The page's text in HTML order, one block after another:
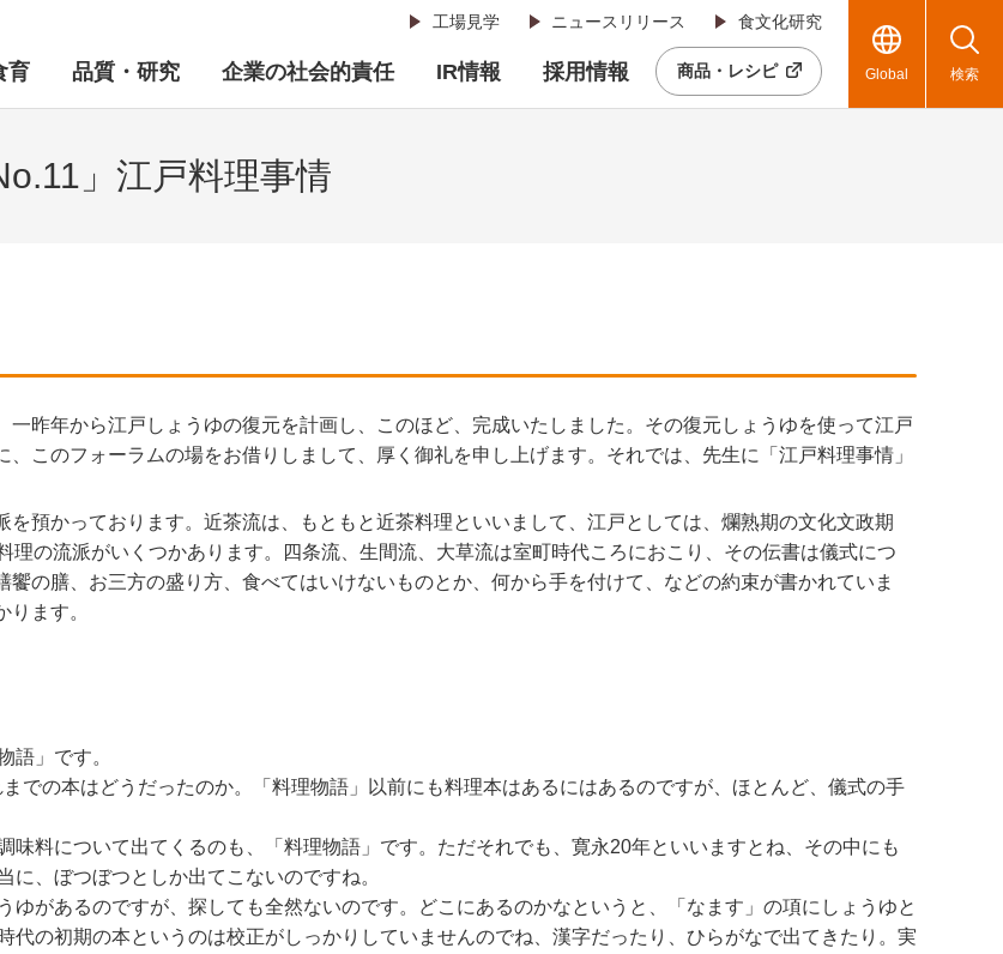
工場見学 ニュースリリース 食文化研究
育 品質・研究 企業の社会的責任 IR情報 採用情報 商品・レシピ Global 検索
」江戸料理事情
一昨年から江戸しょうゆの復元を計画し、このほど、完成いたしました。その復元しょうゆを使って江戸
このフォーラムの場をお借りしまして、厚く御礼を申し上げます。それでは、先生に「江戸料理事情」
預かっております。近茶流は、もともと近茶料理といいまして、江戸としては、爛熟期の文化文政期
理の流派がいくつかあります。四条流、生間流、大草流は室町時代ころにおこり、その伝書は儀式につ
の膳、お三方の盛り方、食べてはいけないものとか、何から手を付けて、などの約束が書かれていま
ます。
語」です。
での本はどうだったのか。「料理物語」以前にも料理本はあるにはあるのですが、ほとんど、儀式の手
料について出てくるのも、「料理物語」です。ただそれでも、寛永20年といいますとね、その中にも
、ぼつぼつとしか出てこないのですね。
があるのですが、探しても全然ないのです。どこにあるのかなというと、「なます」の項にしょうゆと
の初期の本というのは校正がしっかりしていませんのでね、漢字だったり、ひらがなで出てきたり。実